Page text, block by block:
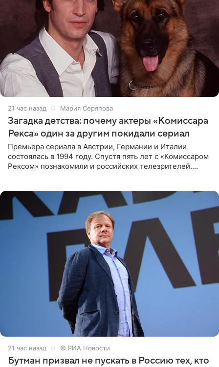
21 час назад Мария Серяпова
Загадка детства: почему актеры «Комиссара
Рекса» один за другим покидали сериал
Премьера сериала в Австрии, Германии и Италии
состоялась в 1994 году. Спустя пять лет с «Комиссаром
Рексом» познакомили и российских телезрителей.
21 час назад © РИА Новости
Бутман призвал не пускать в Россию тех, кто